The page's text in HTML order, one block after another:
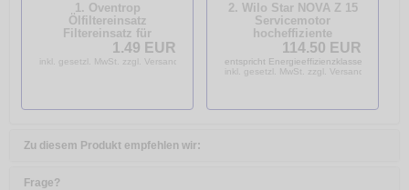
1. Oventrop
Ölfiltereinsatz
Filtereinsatz für
Heizölfilter SIKU 50 - 75
my 4026755152302
1.49 EUR
inkl. gesetzl. MwSt. zzgl. Versandkosten
2. Wilo Star NOVA Z 15
Servicemotor
hocheffiziente
Zirkulationspumpe /
Trinkwasserpumpe
4132753
114.50 EUR
entspricht Energieeffizienzklasse A
inkl. gesetzl. MwSt. zzgl. Versandkosten
Zu diesem Produkt empfehlen wir:
Frage?